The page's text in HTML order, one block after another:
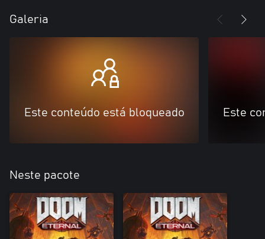
Galeria
Este conteúdo está bloqueado Este
Neste pacote